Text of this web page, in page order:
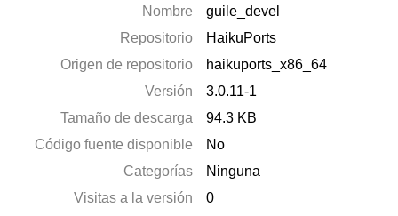
Nombre
guile_devel
Repositorio
HaikuPorts
Origen de repositorio
haikuports_x86_64
Versión
3.0.11-1
Tamaño de descarga
94.3 KB
Código fuente disponible
No
Categorías
Ninguna
Visitas a la versión
0